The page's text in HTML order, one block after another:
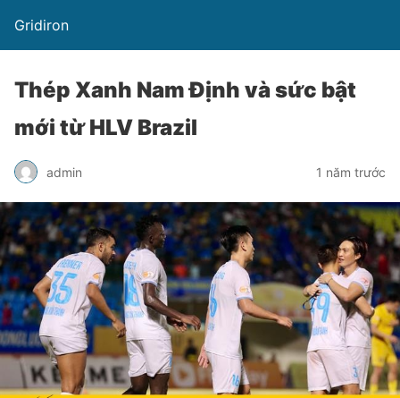
Gridiron
Thép Xanh Nam Định và sức bật
mới từ HLV Brazil
admin 1 năm trước